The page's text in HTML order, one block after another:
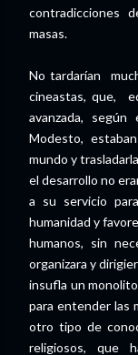
contradicciones
masas.
No tardarían
cineastas, que,
avanzada,
Modesto, estaban
mundo y
el desarrollo no
a su servicio
humanidad y
humanos, sin
organizara y
insufla un
para entender las
otro tipo de
religiosos, que